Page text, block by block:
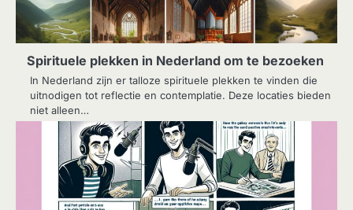
Spirituele plekken in Nederland om te bezoeken
In Nederland zijn er talloze spirituele plekken te vinden die
uitnodigen tot reflectie en contemplatie. Deze locaties bieden
niet alleen…